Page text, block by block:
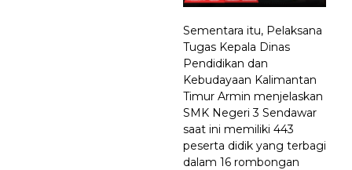
Sementara itu, Pelaksana
Tugas Kepala Dinas
Pendidikan dan
Kebudayaan Kalimantan
Timur Armin menjelaskan
SMK Negeri 3 Sendawar
saat ini memiliki 443
peserta didik yang terbagi
dalam 16 rombongan